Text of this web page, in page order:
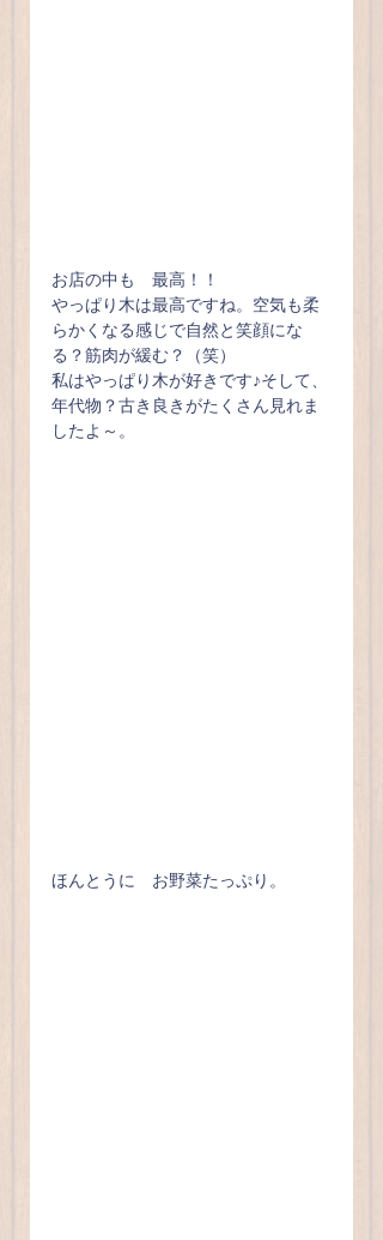
お店の中も　最高！！
やっぱり木は最高ですね。空気も柔
らかくなる感じで自然と笑顔にな
る？筋肉が緩む？（笑）
私はやっぱり木が好きです♪そして、
年代物？古き良きがたくさん見れま
したよ～。
ほんとうに　お野菜たっぷり。